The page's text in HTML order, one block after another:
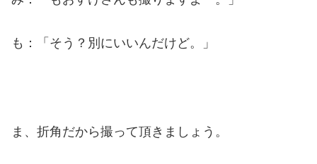
も：「そう？別にいいんだけど。」
ま、折角だから撮って頂きましょう。